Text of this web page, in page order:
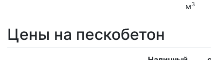
м3
Цены на пескобетон